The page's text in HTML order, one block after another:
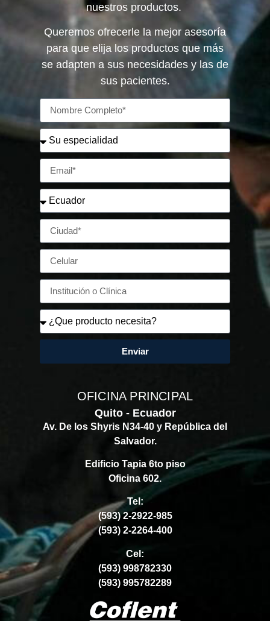
nuestros productos.
Queremos ofrecerle la mejor asesoría
para que elija los productos que más
se adapten a sus necesidades y las de
sus pacientes.
Enviar
OFICINA PRINCIPAL
Quito - Ecuador
Av. De los Shyris N34-40 y República del
Salvador.
Edificio Tapia 6to piso
Oficina 602.
Tel:
(593) 2-2922-985
(593) 2-2264-400
Cel:
(593) 998782330
(593) 995782289